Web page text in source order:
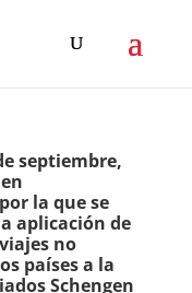
septiembre,
la que se
aplicación de
no
países a la
Schengen